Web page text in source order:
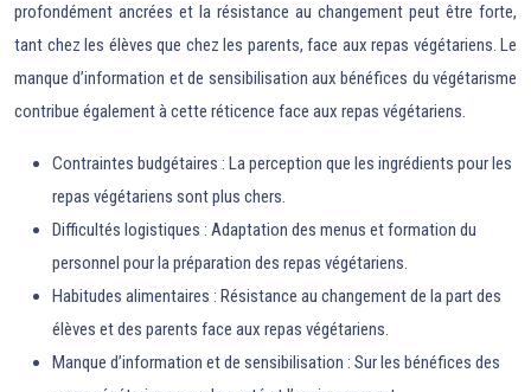
profondément ancrées et la résistance au changement peut être forte,
tant chez les élèves que chez les parents, face aux repas végétariens. Le
manque d’information et de sensibilisation aux bénéfices du végétarisme
contribue également à cette réticence face aux repas végétariens.
Contraintes budgétaires : La perception que les ingrédients pour les
repas végétariens sont plus chers.
Difficultés logistiques : Adaptation des menus et formation du
personnel pour la préparation des repas végétariens.
Habitudes alimentaires : Résistance au changement de la part des
élèves et des parents face aux repas végétariens.
Manque d’information et de sensibilisation : Sur les bénéfices des